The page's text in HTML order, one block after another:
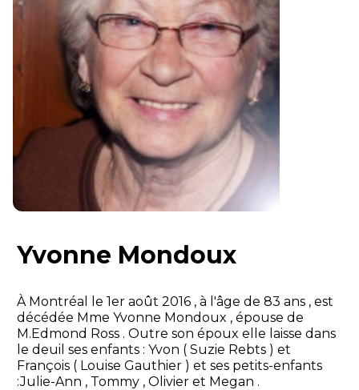
Yvonne Mondoux
À Montréal le 1er août 2016 , à l'âge de 83 ans , est
décédée Mme Yvonne Mondoux , épouse de
M.Edmond Ross . Outre son époux elle laisse dans
le deuil ses enfants : Yvon ( Suzie Rebts ) et
François ( Louise Gauthier ) et ses petits-enfants
:Julie-Ann , Tommy , Olivier et Megan .